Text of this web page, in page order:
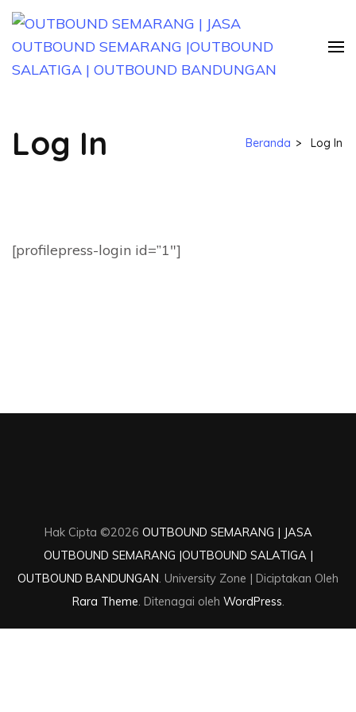
Lompat
konten
(Tekan
SALATIGA | OUTBOUND
BANDUNGAN
Log In Beranda > Log In
[profilepress-login id=”1″]
Hak Cipta ©2026 OUTBOUND SEMARANG | JASA
OUTBOUND SEMARANG |OUTBOUND SALATIGA |
OUTBOUND BANDUNGAN. University Zone | Diciptakan Oleh
Rara Theme. Ditenagai oleh WordPress.